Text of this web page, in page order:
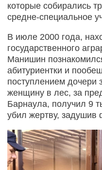
которые собирались
средне-специальное
В июле 2000 года,
государственного
Манишин
абитуриентки и
поступлением дочери
женщину в лес, за
Барнаула, получил 9
убил жертву, задушив